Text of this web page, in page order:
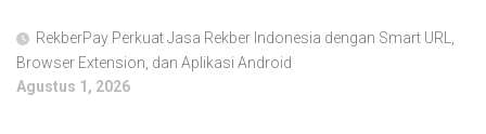
RekberPay Perkuat Jasa Rekber Indonesia dengan Smart URL,
Browser Extension, dan Aplikasi Android
Agustus 1, 2026